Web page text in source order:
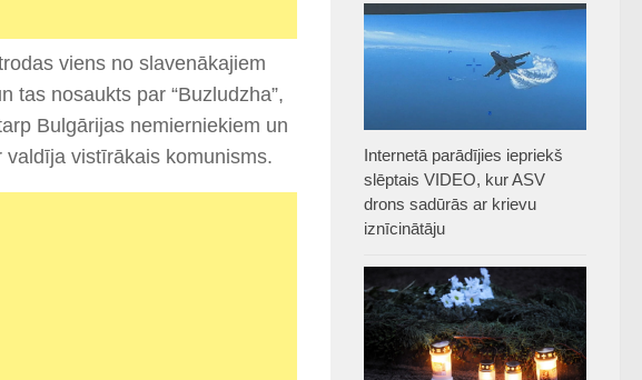
viens no slavenākajiem
tas nosaukts par “Buzludzha”,
Bulgārijas nemierniekiem un
vistīrākais komunisms.
Internetā parādījies iepriekš
slēptais VIDEO, kur ASV
drons sadūrās ar krievu
iznīcinātāju